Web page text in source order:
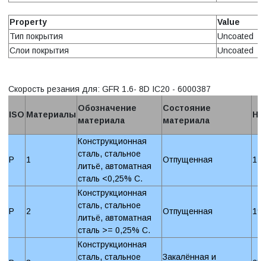
Property
Value
Тип покрытия
Uncoated
Слои покрытия
Uncoated
Скорость резания для: GFR 1.6- 8D IC20 - 6000387
ISO Материалы
Обозначение
материала
Состояние
материала
P 1
Конструкционная
сталь, стальное
литьё, автоматная
сталь <0,25% C.
Отпущенная
P 2
Конструкционная
сталь, стальное
литьё, автоматная
сталь >= 0,25% C.
Отпущенная
Конструкционная
сталь, стальное
Закалённая и